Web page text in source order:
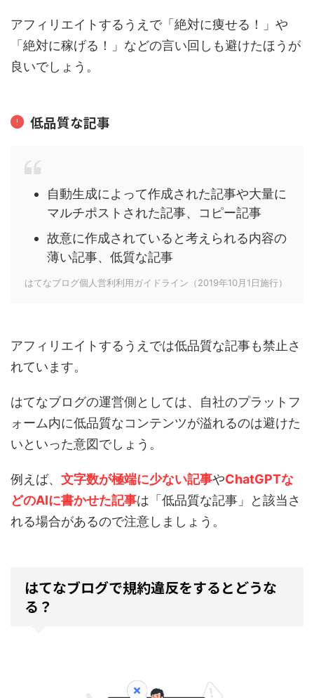
アフィリエイトするうえで「絶対に痩せる！」や
「絶対に稼げる！」などの言い回しも避けたほうが
良いでしょう。
低品質な記事
自動生成によって作成された記事や大量に
マルチポストされた記事、コピー記事
故意に作成されていると考えられる内容の
薄い記事、低質な記事
はてなブログ個人営利利用ガイドライン（2019年10月1日施行）
アフィリエイトするうえでは低品質な記事も禁止さ
れています。
はてなブログの運営側としては、自社のプラットフ
ォーム内に低品質なコンテンツが溢れるのは避けた
いといった意図でしょう。
例えば、 文字数が極端に少ない記事やChatGPTな
どのAIに書かせた記事は「低品質な記事」と該当さ
れる場合があるので注意しましょう。
はてなブログで規約違反をするとどうな
る？